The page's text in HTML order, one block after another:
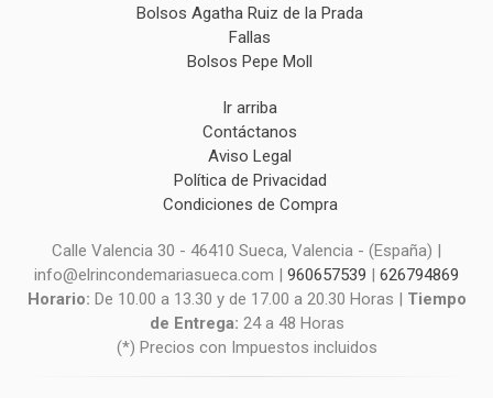
Bolsos Agatha Ruiz de la Prada
Fallas
Bolsos Pepe Moll
Ir arriba
Contáctanos
Aviso Legal
Política de Privacidad
Condiciones de Compra
Calle Valencia 30 - 46410 Sueca, Valencia - (España) |
info@elrincondemariasueca.com | 960657539 | 626794869
Horario: De 10.00 a 13.30 y de 17.00 a 20.30 Horas | Tiempo
de Entrega: 24 a 48 Horas
(*) Precios con Impuestos incluidos